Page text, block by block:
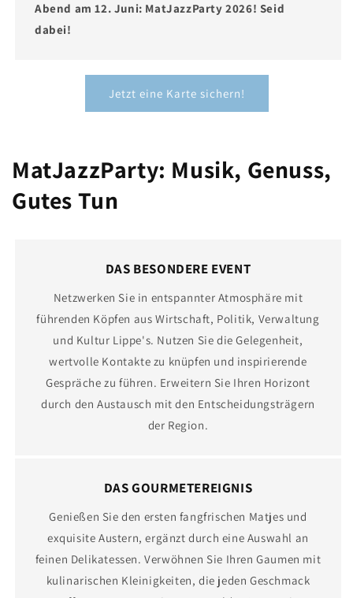
Abend am 12. Juni: MatJazzParty 2026! Seid
dabei!
Jetzt eine Karte sichern!
MatJazzParty: Musik, Genuss,
Gutes Tun
DAS BESONDERE EVENT
Netzwerken Sie in entspannter Atmosphäre mit
führenden Köpfen aus Wirtschaft, Politik, Verwaltung
und Kultur Lippe's. Nutzen Sie die Gelegenheit,
wertvolle Kontakte zu knüpfen und inspirierende
Gespräche zu führen. Erweitern Sie Ihren Horizont
durch den Austausch mit den Entscheidungsträgern
der Region.
DAS GOURMETEREIGNIS
Genießen Sie den ersten fangfrischen Matjes und
exquisite Austern, ergänzt durch eine Auswahl an
feinen Delikatessen. Verwöhnen Sie Ihren Gaumen mit
kulinarischen Kleinigkeiten, die jeden Geschmack